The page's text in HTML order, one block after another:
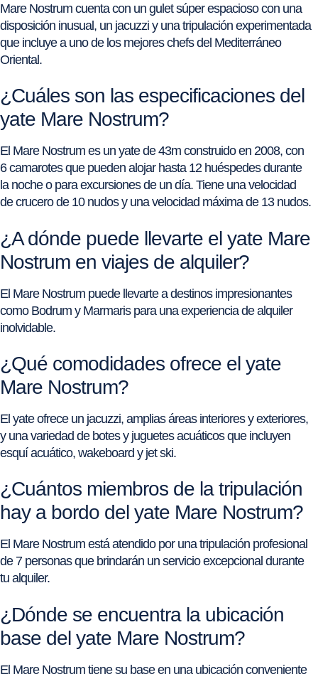
Mare Nostrum cuenta con un gulet súper espacioso con una
disposición inusual, un jacuzzi y una tripulación experimentada
que incluye a uno de los mejores chefs del Mediterráneo
Oriental.
¿Cuáles son las especificaciones del
yate Mare Nostrum?
El Mare Nostrum es un yate de 43m construido en 2008, con
6 camarotes que pueden alojar hasta 12 huéspedes durante
la noche o para excursiones de un día. Tiene una velocidad
de crucero de 10 nudos y una velocidad máxima de 13 nudos.
¿A dónde puede llevarte el yate Mare
Nostrum en viajes de alquiler?
El Mare Nostrum puede llevarte a destinos impresionantes
como Bodrum y Marmaris para una experiencia de alquiler
inolvidable.
¿Qué comodidades ofrece el yate
Mare Nostrum?
El yate ofrece un jacuzzi, amplias áreas interiores y exteriores,
y una variedad de botes y juguetes acuáticos que incluyen
esquí acuático, wakeboard y jet ski.
¿Cuántos miembros de la tripulación
hay a bordo del yate Mare Nostrum?
El Mare Nostrum está atendido por una tripulación profesional
de 7 personas que brindarán un servicio excepcional durante
tu alquiler.
¿Dónde se encuentra la ubicación
base del yate Mare Nostrum?
El Mare Nostrum tiene su base en una ubicación conveniente